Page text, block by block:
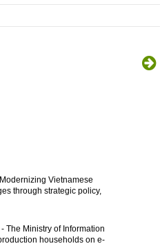
Modernizing Vietnamese
through strategic policy,
- The Ministry of Information
households on e-